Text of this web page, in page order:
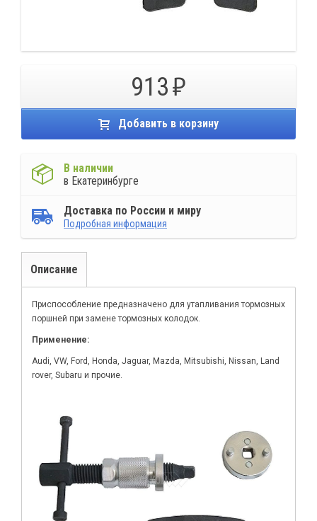
913
Добавить в корзину
В наличии
в Екатеринбурге
Доставка по России и миру
Подробная информация
Описание
Приспособление предназначено для утапливания тормозных
поршней при замене тормозных колодок.
Применение:
Audi, VW, Ford, Honda, Jaguar, Mazda, Mitsubishi, Nissan, Land
rover, Subaru и прочие.